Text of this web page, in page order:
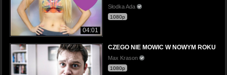
04:01
Słodka Ada
1080p
CZEGO NIE MOWIC W NOWYM ROKU
Max Krason
1080p